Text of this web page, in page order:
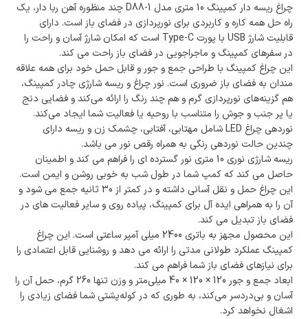
چراغ ریسه دار کمپینگ 10 متری مدل D88-1 چند منظوره آهن ربا دار، یک
راه حل همه کاره و کاربردی برای نورپردازی در فضای باز است. دارای
قابلیت شارژ USB با پورت Type-C است که امکان شارژ آسان و راحت را
در سفرهای کمپینگ و ماجراجویی در فضای باز راحت می کند.
این چراغ کمپینگ با طراحی جمع و جور و قابل حمل خود برای همه علاقه
مندان به فضای باز ضروری است. نور چراغ و ریسه شارژی چادر کمپینگ،
هم گزینه‌های نورپردازی گرم و هم چند رنگ را ارائه می‌کند و فضایی دنج
یا پر جنب و جوش را متناسب با روحیه یا فعالیت شما ایجاد می‌کند.
نوردهی چراغ LED شامل مهتابی، آفتابی، چشمک زن و ریسه دارای
چندین حالت نوردهی رنگی به همراه رقص نور می باشد.
ریسه شارژی نوری 10 متری نور گسترده ای را فراهم می کند و اطمینان
حاصل می کند که کمپ شما در طول شب به خوبی روشن و ایمن است.
این چراغ حمل و نقل آسانی داشته و در کمتر از 30 ثانیه جمع می شود و
آن را به همراهی ایده آل برای کمپینگ، پیاده روی و سایر فعالیت های در
فضای باز تبدیل می کند.
این محصول مجهز به باتری 2400 میلی آمپر ساعتی است. این چراغ
کمپینگ عملکرد طولانی مدتی را ارائه می دهد و روشنایی قابل اعتمادی را
برای نیازهای فضای باز شما فراهم می کند.
ابعاد جمع و جور 120 × 120 × 40 میلی‌متر و وزن تنها 260 گرم، حمل آن را
آسان و بی‌دردسر می‌کند، به طوری که در کوله‌پشتی شما فضای زیادی را
اشغال نخواهد کرد.